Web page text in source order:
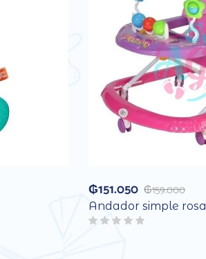
₲159.000
₲151.050
Andador simple rosa